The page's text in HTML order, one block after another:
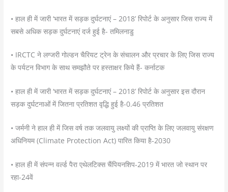
• हाल ही में जारी ‘भारत में सड़क दुर्घटनाएं – 2018’ रिपोर्ट के अनुसार जिस राज्य में
सबसे अधिक सड़क दुर्घटनाएं दर्ज हुई है- तमिलनाडु
• IRCTC ने लग्जरी गोल्डन चैरियट ट्रेन के संचालन और प्रचार के लिए जिस राज्य
के पर्यटन विभाग के साथ समझौते पर हस्ताक्षर किये हैं- कर्नाटक
• हाल ही में जारी ‘भारत में सड़क दुर्घटनाएं – 2018’ रिपोर्ट के अनुसार इस दौरान
सड़क दुर्घटनाओं में जितना प्रतिशत वृद्धि हुई है-0.46 प्रतिशत
• जर्मनी ने हाल ही में जिस वर्ष तक जलवायु लक्ष्यों की प्राप्ति के लिए जलवायु संरक्षण
अधिनियम (Climate Protection Act) पारित किया है-2030
• हाल ही में संपन्न वर्ल्ड पैरा एथेलटिक्स चैंपियनशिप-2019 में भारत जो स्थान पर
रहा-24वें